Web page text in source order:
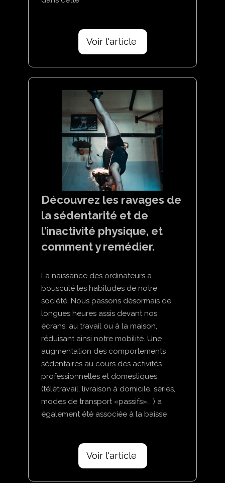
Voir l'article
Découvrez les ravages de
la sédentarité et de
l’inactivité physique, et
comment y remédier.
La naissance des ordinateurs a
bousculé les habitudes de notre
société. Nous passons désormais de
longues heures assis devant nos
écrans, au travail ou à la maison,
réduisant ainsi notre mobilité. Une
augmentation des comportements
sédentaires au cours des activités
professionnelles et domestiques
(télétravail, livraison à domicile, séries,
modes de transport «passifs»… ) a
également été associée à la baisse
Voir l'article